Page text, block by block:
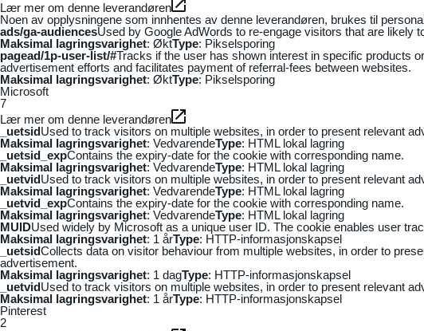
Lær mer om denne leverandøren
Noen av opplysningene som innhentes av denne leverandøren, brukes til
ads/ga-audiencesUsed by Google AdWords to re-engage visitors that are
Maksimal lagringsvarighet: ØktType: Pikselsporing
pagead/1p-user-list/#Tracks if the user has shown interest in specific products
advertisement efforts and facilitates payment of referral-fees between websites.
Maksimal lagringsvarighet: ØktType: Pikselsporing
Microsoft
7
Lær mer om denne leverandøren
_uetsidUsed to track visitors on multiple websites, in order to present relevant
Maksimal lagringsvarighet: VedvarendeType: HTML lokal lagring
_uetsid_expContains the expiry-date for the cookie with corresponding name.
Maksimal lagringsvarighet: VedvarendeType: HTML lokal lagring
_uetvidUsed to track visitors on multiple websites, in order to present relevant
Maksimal lagringsvarighet: VedvarendeType: HTML lokal lagring
_uetvid_expContains the expiry-date for the cookie with corresponding name.
Maksimal lagringsvarighet: VedvarendeType: HTML lokal lagring
MUIDUsed widely by Microsoft as a unique user ID. The cookie enables user
Maksimal lagringsvarighet: 1 årType: HTTP-informasjonskapsel
_uetsidCollects data on visitor behaviour from multiple websites, in order to
advertisement.
Maksimal lagringsvarighet: 1 dagType: HTTP-informasjonskapsel
_uetvidUsed to track visitors on multiple websites, in order to present relevant
Maksimal lagringsvarighet: 1 årType: HTTP-informasjonskapsel
Pinterest
2